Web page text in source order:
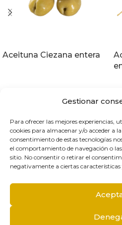
Gestionar
Para ofrecer las mejores experiencias,
cookies para almacenar y/o acceder a
consentimiento de estas tecnologías
el comportamiento de navegación o
sitio. No consentir o retirar el
negativamente a ciertas características
Aceituna Ciezana entera
968 88 06 78
Calle Camino Villa
30120 El